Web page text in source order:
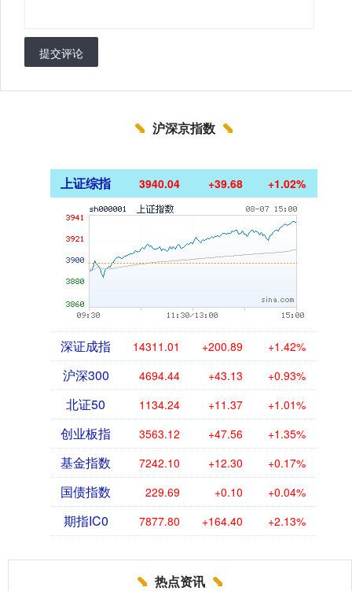
提交评论
沪深京指数
上证综指 3940.04 +39.68 +1.02%
深证成指 14311.01 +200.89 +1.42%
沪深300 4694.44 +43.13 +0.93%
北证50 1134.24 +11.37 +1.01%
创业板指 3563.12 +47.56 +1.35%
基金指数 7242.10 +12.30 +0.17%
国债指数 229.69 +0.10 +0.04%
期指IC0 7877.80 +164.40 +2.13%
热点资讯